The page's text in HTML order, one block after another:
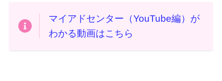
マイアドセンター（YouTube編）が
わかる動画はこちら